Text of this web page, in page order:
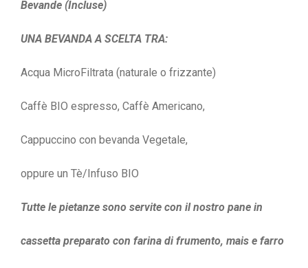
Bevande (Incluse)
UNA BEVANDA A SCELTA TRA:
Acqua MicroFiltrata (naturale o frizzante)
Caffè BIO espresso, Caffè Americano,
Cappuccino con bevanda Vegetale,
oppure un Tè/Infuso BIO
Tutte le pietanze sono servite con il nostro pane in
cassetta preparato con farina di frumento, mais e farro